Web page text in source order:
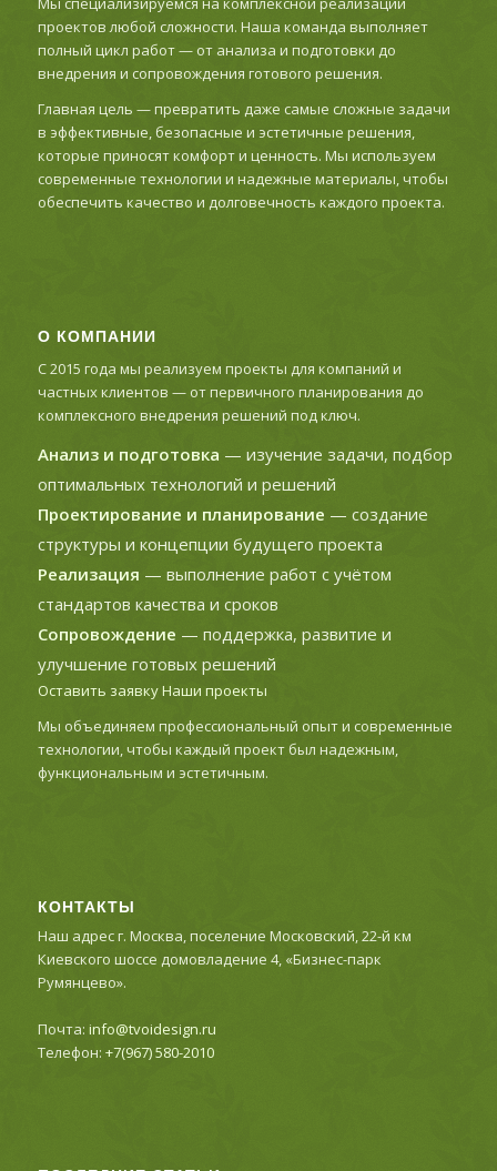
проектов любой сложности. Наша команда выполняет
полный цикл работ — от анализа и подготовки до
внедрения и сопровождения готового решения.
Главная цель — превратить даже самые сложные задачи
в эффективные, безопасные и эстетичные решения,
которые приносят комфорт и ценность. Мы используем
современные технологии и надежные материалы, чтобы
обеспечить качество и долговечность каждого проекта.
О КОМПАНИИ
С 2015 года мы реализуем проекты для компаний и
частных клиентов — от первичного планирования до
комплексного внедрения решений под ключ.
Анализ и подготовка — изучение задачи, подбор
оптимальных технологий и решений
Проектирование и планирование — создание
структуры и концепции будущего проекта
Реализация — выполнение работ с учётом
стандартов качества и сроков
Сопровождение — поддержка, развитие и
улучшение готовых решений
Оставить заявкуНаши проекты
Мы объединяем профессиональный опыт и современные
технологии, чтобы каждый проект был надежным,
функциональным и эстетичным.
КОНТАКТЫ
Наш адрес г. Москва, поселение Московский, 22-й км
Киевского шоссе домовладение 4, «Бизнес-парк
Румянцево».
Почта: info@tvoidesign.ru
Телефон: +7(967) 580-2010